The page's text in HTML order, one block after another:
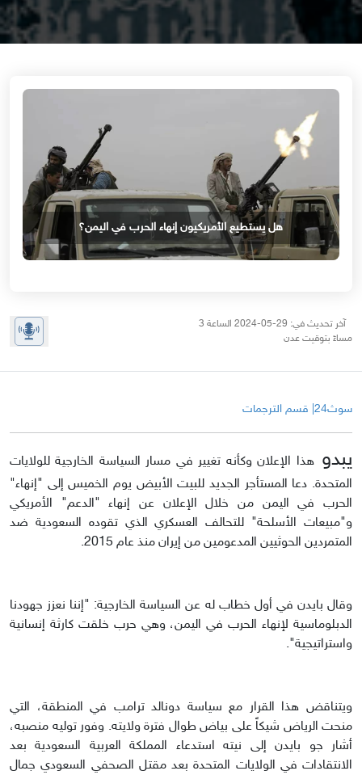
هل يستطيع الأمريكيون إنهاء الحرب في اليمن؟
آخر تحديث في: 29-05-2024 الساعة 3
مساءً بتوقيت عدن
سوث24| قسم الترجمات
يبدوهذا الإعلان وكأنه تغيير في مسار السياسة الخارجية للولايات
المتحدة. دعا المستأجر الجديد للبيت الأبيض يوم الخميس إلى "إنهاء"
الحرب في اليمن من خلال الإعلان عن إنهاء "الدعم" الأمريكي
و"مبيعات الأسلحة" للتحالف العسكري الذي تقوده السعودية ضد
المتمردين الحوثيين المدعومين من إيران منذ عام 2015.
وقال بايدن في أول خطاب له عن السياسة الخارجية: "إننا نعزز جهودنا
الدبلوماسية لإنهاء الحرب في اليمن، وهي حرب خلقت كارثة إنسانية
واستراتيجية".
ويتناقض هذا القرار مع سياسة دونالد ترامب في المنطقة، التي
منحت الرياض شيكاً على بياض طوال فترة ولايته. وفور توليه منصبه،
أشار جو بايدن إلى نيته استدعاء المملكة العربية السعودية بعد
الانتقادات في الولايات المتحدة بعد مقتل الصحفي السعودي جمال